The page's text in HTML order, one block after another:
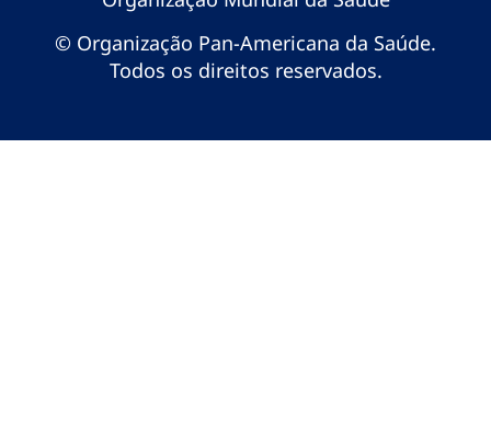
© Organização Pan-Americana da Saúde.
Todos os direitos reservados.